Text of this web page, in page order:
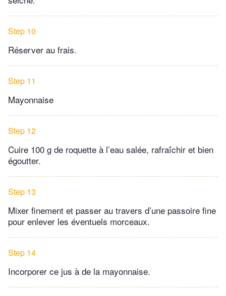
Step 10
Réserver au frais.
Step 11
Mayonnaise
Step 12
Cuire 100 g de roquette à l’eau salée, rafraîchir et bien
égoutter.
Step 13
Mixer finement et passer au travers d’une passoire fine
pour enlever les éventuels morceaux.
Step 14
Incorporer ce jus à de la mayonnaise.